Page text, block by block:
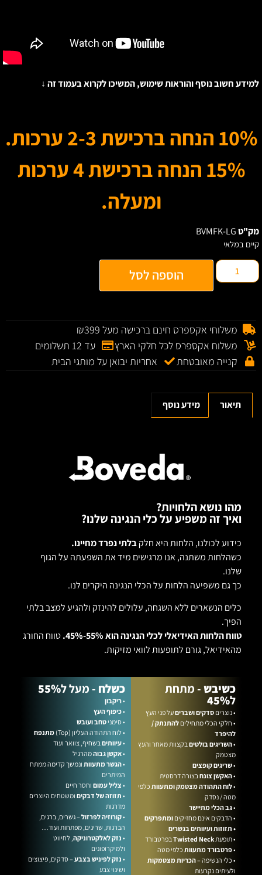
למידע חשוב נוסף והוראות שימוש, המשיכו לקרוא בעמוד זה ↓
10% הנחה ברכישת 2-3 ערכות.
15% הנחה ברכישת 4 ערכות
ומעלה.
מק"טBVMFK-LG
קיים במלאי
הוספה לסל
משלוחי אקספרס חינם ברכישה מעל ₪399
משלוח אקספרס לכל חלקי הארץ
עד 12 תשלומים
קנייה מאובטחת
אחריות יבואן על מותגי הבית
תיאור מידע נוסף
מהו נושא הלחויות?
ואיך זה משפיע על כלי הנגינה שלנו?
כידוע לכולנו, הלחות היא חלקבלתי נפרד מחיינו.
כשהלחות משתנה, אנו מרגישים מיד את השפעתה על הגוף
שלנו.
כך גם משפיעה הלחות על הכלי הנגינה היקרים לנו.
כלים הנשארים ללא השגחה, עלולים להינזק ולהגיע למצב בלתי
הפיך.
טווח הלחות האידיאלי לכלי הנגינה הוא 55%-45%.
טווח החורג
מהאידיאל, גורם לתופעות לוואי מזיקות.
כשיבש- מתחת
ל45%
• נוצריםסדקים ושבריםעל פני העץ
• חלקי הכלי מתחיליםלהתנתק /
להיפרד
השריגים בולטיםבקצוות מאחר והעץ
מצטמק
שריגים קופצים
האקשן צונחבצורה דרסטית
לוח התהודה מצטמק ומתעוותכלפי
מטה / נסדק
גב הכלי מתיישר
• הדבקים אינם מחזיקיםומתפרקים
• תזוזות ועיוותים בגשרים
• תופעתTwisted Neckבפרטבורד
פרטבורד מתעוותכלפי מטה
• כלי הנשיפה – הכריות מצטמקות
ולעיתים נקרעות
כשלח- מעלל55%
ריקבון
כיפוף העץ
• סימניטחב ועובש
• לוח התהודה העליון (Top)
מתנפח
עיוותיםבשחיף, צוואר ועוד
אקשן גבוהמהרגיל
הגשר מתעוותונמשך קדימה ממתח
המיתרים
צליל עמוםוחסר חיים
תזוזה של דבקיםומשטחים היוצרים
מדרגות
קורוזיה לפרזול– גשרים, ברגים,
הברגות, שריגים, מפתחות ועוד…
נזק לאלקטרוניקה, לחיווט
ולמיקרופונים
נזק לפיניש בצבע– סדקים, פיצוצים
ושינוי צבע